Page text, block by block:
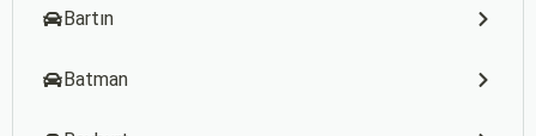
Bartın
Batman